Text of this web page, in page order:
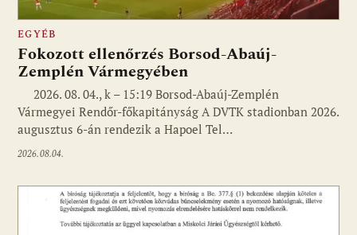
EGYÉB
Fokozott ellenőrzés Borsod-Abaúj-
Zemplén Vármegyében
2026. 08. 04., k – 15:19 Borsod-Abaúj-Zemplén
Vármegyei Rendőr-főkapitányság A DVTK stadionban 2026.
augusztus 6-án rendezik a Hapoel Tel…
2026.08.04.